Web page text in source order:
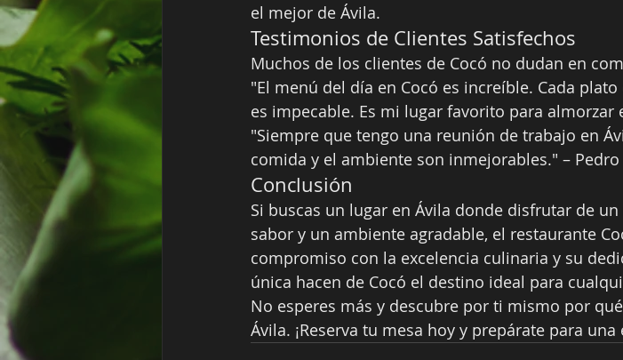
el mejor de Ávila.
Testimonios de Clientes Satisfechos
Muchos de los clientes de Cocó no dudan en
"El menú del día en Cocó es increíble. Cada
es impecable. Es mi lugar favorito para almorzar
"Siempre que tengo una reunión de trabajo en
comida y el ambiente son inmejorables." – Pedro
Conclusión
Si buscas un lugar en Ávila donde disfrutar de
sabor y un ambiente agradable, el restaurante
compromiso con la excelencia culinaria y su
única hacen de Cocó el destino ideal para
No esperes más y descubre por ti mismo por
Ávila. ¡Reserva tu mesa hoy y prepárate para